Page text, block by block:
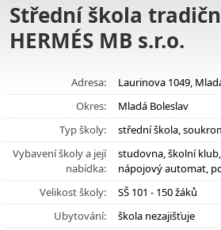
Střední škola
HERMÉS MB s.r.o.
Adresa:
Laurinova 1049,
Okres:
Mladá Boleslav
Typ školy:
střední škola,
Vybavení školy a její
nabídka:
studovna, školní
nápojový automat,
Velikost školy:
SŠ 101 - 150 žáků
Ubytování:
škola nezajišťuje